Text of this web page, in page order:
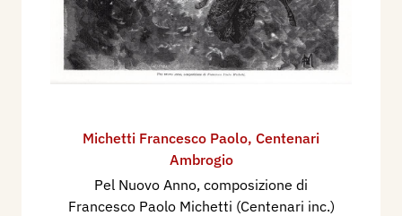
Michetti Francesco Paolo, Centenari
Ambrogio
Pel Nuovo Anno, composizione di
Francesco Paolo Michetti (Centenari inc.)